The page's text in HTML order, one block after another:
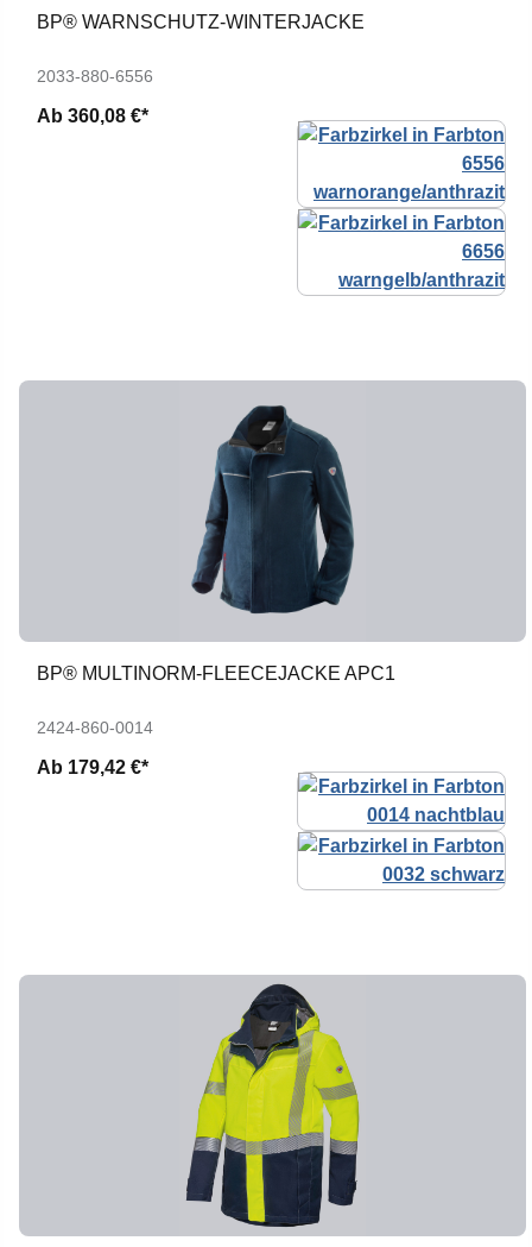
BP® WARNSCHUTZ-WINTERJACKE
2033-880-6556
Ab 360,08 €*
BP® MULTINORM-FLEECEJACKE APC1
2424-860-0014
Ab 179,42 €*